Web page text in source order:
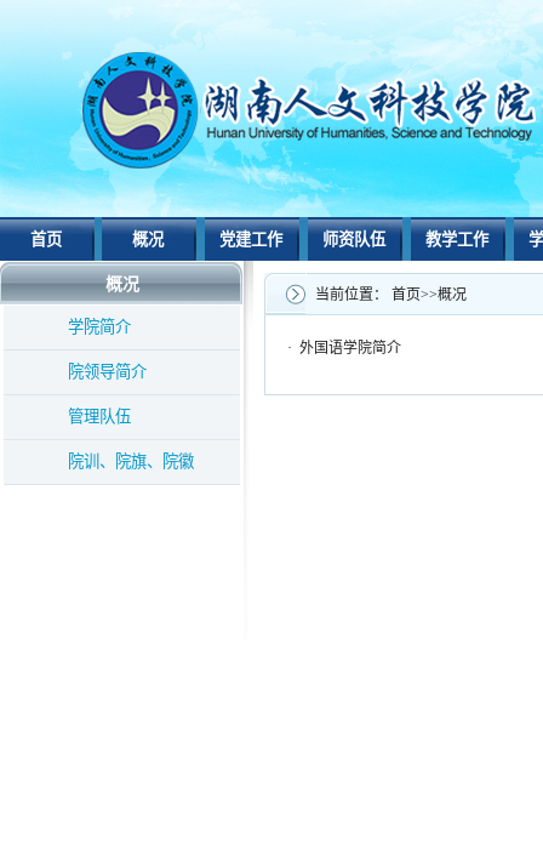
首页 概况 党建工作 师资队伍 教学工作
概况
学院简介
院领导简介
管理队伍
院训、院旗、院徽
当前位置： 首页>>概况
· 外国语学院简介